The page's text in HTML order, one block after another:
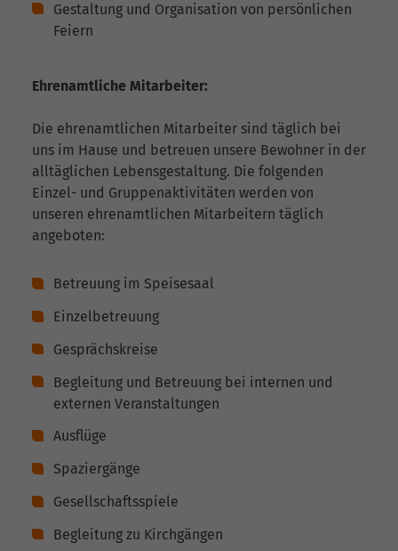
Gestaltung und Organisation von persönlichen
Feiern
Ehrenamtliche Mitarbeiter:
Die ehrenamtlichen Mitarbeiter sind täglich bei
uns im Hause und betreuen unsere Bewohner in der
alltäglichen Lebensgestaltung. Die folgenden
Einzel- und Gruppenaktivitäten werden von
unseren ehrenamtlichen Mitarbeitern täglich
angeboten:
Betreuung im Speisesaal
Einzelbetreuung
Gesprächskreise
Begleitung und Betreuung bei internen und
externen Veranstaltungen
Ausflüge
Spaziergänge
Gesellschaftsspiele
Begleitung zu Kirchgängen